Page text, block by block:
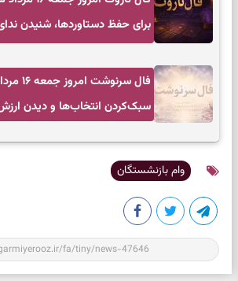
برای حفظ دستاوردها، شنیدن
سبک‌کردن انتخاب‌ها و دیدن
وام بازنشستگان